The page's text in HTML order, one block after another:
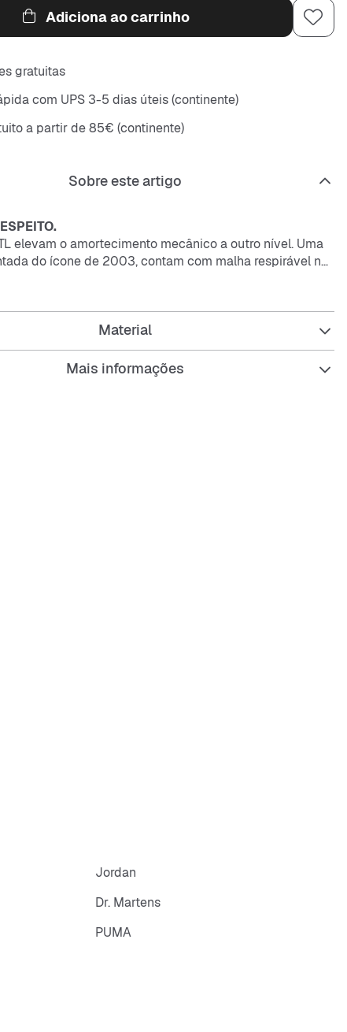
Adiciona ao carrinho
gratuitas
com UPS 3-5 dias úteis (continente)
a partir de 85€ (continente)
Sobre este artigo
elevam o amortecimento mecânico a outro nível. Uma
do ícone de 2003, contam com malha respirável na
tecnologia Nike Shox a todo o comprimento para uma
impactos e um look arrojado nas ruas.
Shox combina colunas resilientes e flexíveis com
para garantir um amortecimento excecional que
a sua forma.
Material
Mais informações
Jordan
Dr. Martens
PUMA